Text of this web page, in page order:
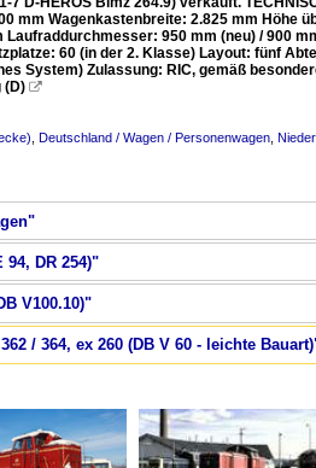
mm Wagenkastenbreite: 2.825 mm Höhe
950 mm (neu) / 900
60 (in der 2. Klasse) Layout: fünf
System) Zulassung: RIC, gemäß
(D) 
Deutschland / Wagen / Personenwagen
DR 254)"
V100.10)"
/ 364, ex 260 (DB V 60 - leichte